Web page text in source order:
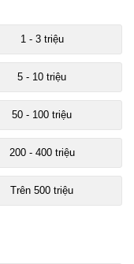
1 - 3 triệu
5 - 10 triệu
50 - 100 triệu
200 - 400 triệu
Trên 500 triệu